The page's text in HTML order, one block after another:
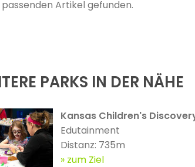
passenden Artikel gefunden.
PARKS IN DER NÄHE
Kansas Children's
Edutainment
Distanz: 735m
zum Ziel